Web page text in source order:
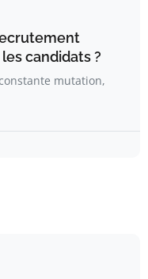
candidats ?
mutation,